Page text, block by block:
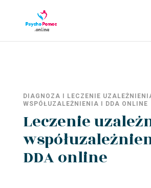
DIAGNOZA I LECZENIE
WSPÓŁUZALEŻNIENIA I DDA ONLINE
Leczenie
DDA online